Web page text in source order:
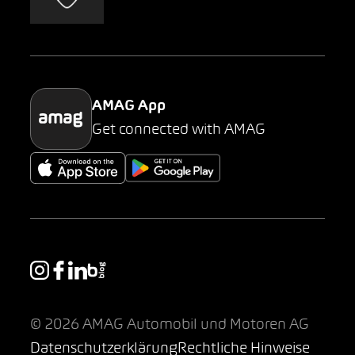
Parking
AMAG App
Get connected with AMAG
© 2026 AMAG Automobil und Motoren AG
DatenschutzerklärungRechtliche Hinweise